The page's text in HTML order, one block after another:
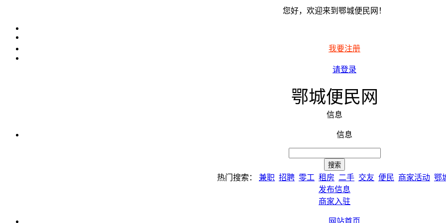
您好，欢迎来到鄂城便民网！
我要注册
请登录
鄂城便民网
信息
信息
热门搜索： 兼职 招聘 零工 租房 二手 交友 便民 商家活动 鄂
发布信息
商家入驻
网站首页